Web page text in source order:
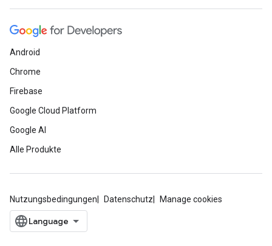
Android
Chrome
Firebase
Google Cloud Platform
Google AI
Alle Produkte
Nutzungsbedingungen Datenschutz Manage cookies